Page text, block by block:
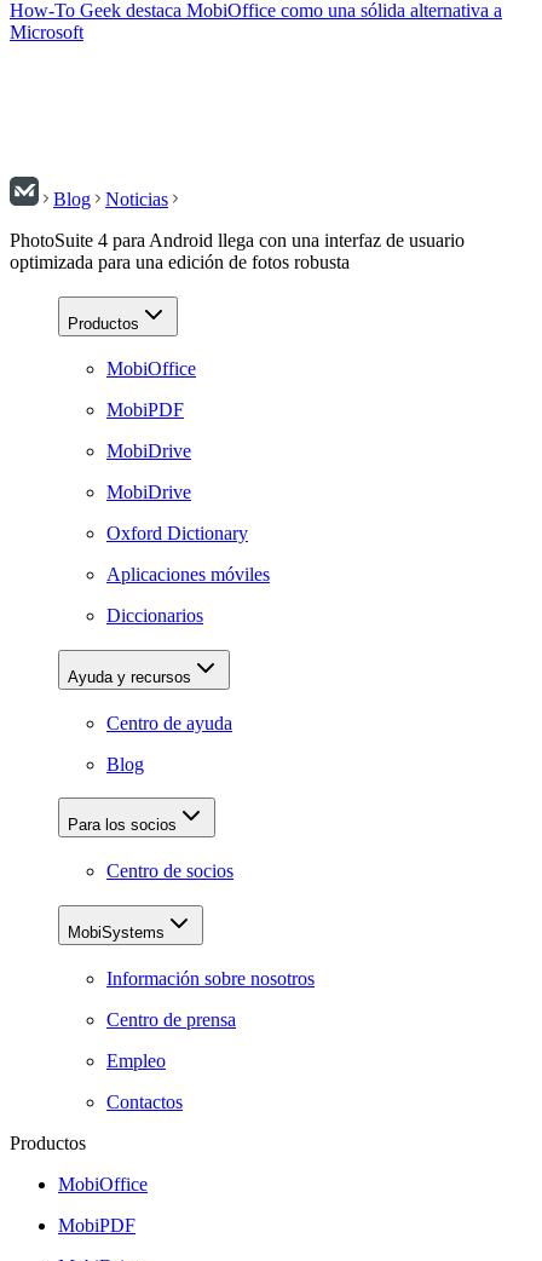
How-To Geek destaca MobiOffice como una sólida alternativa a
Microsoft
Blog
Noticias
PhotoSuite 4 para Android llega con una interfaz de usuario
optimizada para una edición de fotos robusta
Productos
MobiOffice
MobiPDF
MobiDrive
MobiDrive
Oxford Dictionary
Aplicaciones móviles
Diccionarios
Ayuda y recursos
Centro de ayuda
Blog
Para los socios
Centro de socios
MobiSystems
Información sobre nosotros
Centro de prensa
Empleo
Contactos
Productos
MobiOffice
MobiPDF